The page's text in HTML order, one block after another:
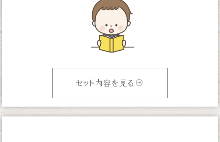
セット内容を見る